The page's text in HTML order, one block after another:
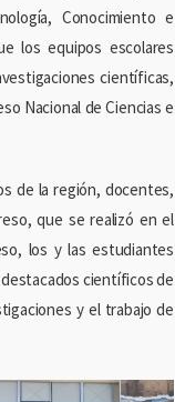
Conocimiento e
los equipos escolares
científicas,
Nacional de Ciencias e
de la región, docentes,
que se realizó en el
los y las estudiantes
científicos de
y el trabajo de